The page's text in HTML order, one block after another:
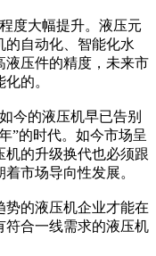
大幅提升。液压元
的自动化、智能化水
液压件的精度，未来市
的。
的液压机早已告别
”的时代。如今市场呈
的升级换代也必须跟
市场导向性发展。
的液压机企业才能在
符合一线需求的液压机